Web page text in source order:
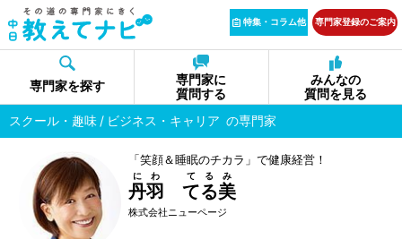
特集・コラム他 専門家登録のご案内
専門家を探す
専門家に
質問する
みんなの
質問を見る
スクール・趣味
ビジネス・キャリア の専門家
「笑顔＆睡眠のチカラ」で健康経営！
丹羽 てる美
にわ てるみ
株式会社ニューページ